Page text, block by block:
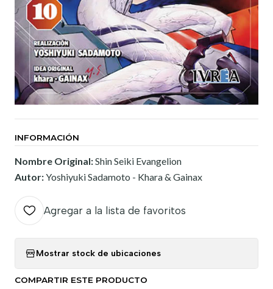
INFORMACIÓN
Nombre Original:Shin Seiki Evangelion
Autor:Yoshiyuki Sadamoto - Khara & Gainax
Agregar a la lista de favoritos
Mostrar stock de ubicaciones
COMPARTIR ESTE PRODUCTO